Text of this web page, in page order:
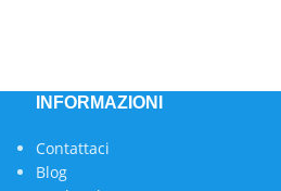
INFORMAZIONI
Contattaci
Blog